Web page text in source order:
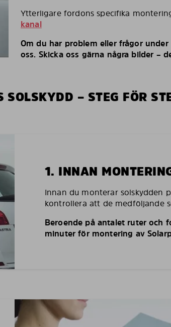
Ytterligare fordons specifika
kanal
Om du har problem eller frågor
oss. Skicka oss gärna några bilder –
– STEG FÖR
1. INNAN
Innan du monterar solskydden
kontrollera att de medföljande
Beroende på antalet ruter och
minuter för montering av